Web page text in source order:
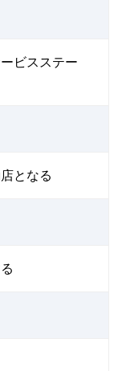
ビスステー
となる